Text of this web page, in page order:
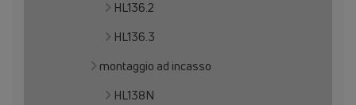
HL136.2
HL136.3
montaggio ad incasso
HL138N